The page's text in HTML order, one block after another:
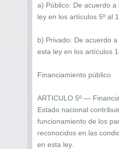
a) Público: De acuerdo
ley en los artículos 5º al
b) Privado: De acuerdo
esta ley en los artículos
Financiamiento público
ARTICULO 5º —
Estado nacional
funcionamiento de los
reconocidos en las
en esta ley.